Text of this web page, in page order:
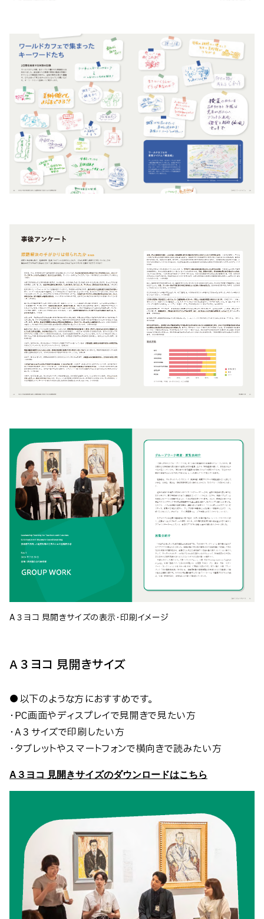
A３ヨコ 見開きサイズの表示・印刷イメージ
A３ヨコ 見開きサイズ
●以下のような方におすすめです。
・PC画面やディスプレイで見開きで見たい方
・A３サイズで印刷したい方
・タブレットやスマートフォンで横向きで読みたい方
A３ヨコ 見開きサイズのダウンロードはこちら